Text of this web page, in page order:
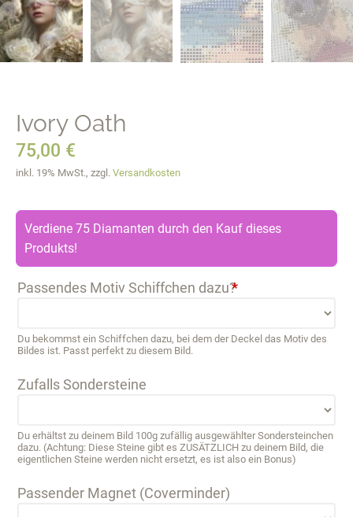
Ivory Oath
75,00 €
inkl. 19% MwSt., zzgl. Versandkosten
Verdiene 75 Diamanten durch den Kauf dieses
Produkts!
Passendes Motiv Schiffchen dazu?*
Du bekommst ein Schiffchen dazu, bei dem der Deckel das Motiv des
Bildes ist. Passt perfekt zu diesem Bild.
Zufalls Sondersteine
Du erhältst zu deinem Bild 100g zufällig ausgewählter Sondersteinchen
dazu. (Achtung: Diese Steine gibt es ZUSÄTZLICH zu deinem Bild, die
eigentlichen Steine werden nicht ersetzt, es ist also ein Bonus)
Passender Magnet (Coverminder)